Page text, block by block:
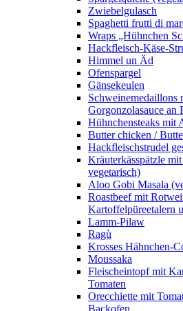
Zwiebelgulasch
Spaghetti frutti di
Wraps „Hühnchen
Hackfleisch-Käse-
Himmel un Äd
Ofenspargel
Gänsekeulen
Schweinemedaillons
Gorgonzolasauce an
Hühnchensteaks mit
Butter chicken /
Hackfleischstrudel
Kräuterkässpätzle
vegetarisch)
Aloo Gobi Masala
Roastbeef mit
Kartoffelpüreetalern
Lamm-Pilaw
Ragù
Krosses Hähnchen-
Moussaka
Fleischeintopf mit
Tomaten
Orecchiette mit
Backofen